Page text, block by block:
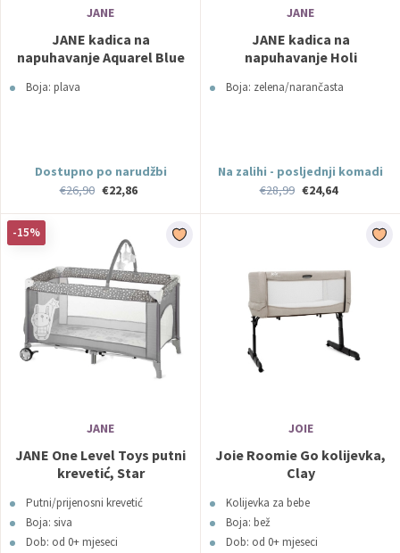
JANE
JANE kadica na
napuhavanje Aquarel Blue
Boja: plava
Dostupno po narudžbi
€26,90 €22,86
JANE
JANE kadica na
napuhavanje Holi
Boja: zelena/narančasta
Na zalihi - posljednji komadi
€28,99 €24,64
-15%
JANE
JANE One Level Toys putni
krevetić, Star
Putni/prijenosni krevetić
Boja: siva
Dob: od 0+ mjeseci
JOIE
Joie Roomie Go kolijevka,
Clay
Kolijevka za bebe
Boja: bež
Dob: od 0+ mjeseci